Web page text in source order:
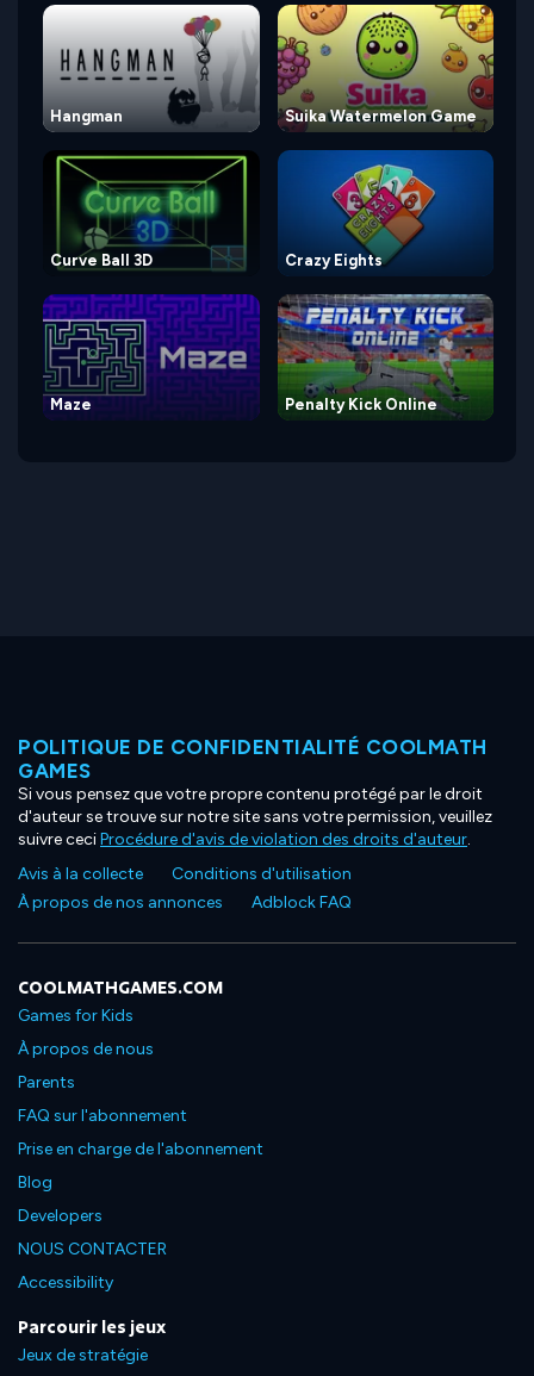
Hangman Suika Watermelon Game
Curve Ball 3D Crazy Eights
Maze Penalty Kick Online
POLITIQUE DE CONFIDENTIALITÉ COOLMATH
GAMES
Si vous pensez que votre propre contenu protégé par le droit
d'auteur se trouve sur notre site sans votre permission, veuillez
suivre ceciProcédure d'avis de violation des droits d'auteur.
Avis à la collecte
Conditions d'utilisation
À propos de nos annonces
Adblock FAQ
COOLMATHGAMES.COM
Games for Kids
À propos de nous
Parents
FAQ sur l'abonnement
Prise en charge de l'abonnement
Blog
Developers
NOUS CONTACTER
Accessibility
Parcourir les jeux
Jeux de stratégie